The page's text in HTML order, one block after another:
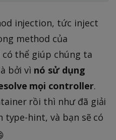
injection, tức inject
method của
thể giúp chúng ta
bởi vì nó sử dụng
mọi controller.
rồi thì như đã giải
type-hint, và bạn sẽ có